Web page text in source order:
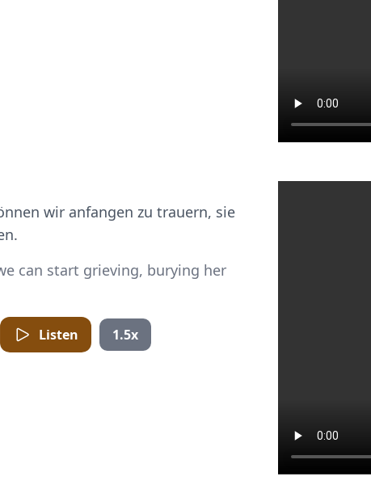
wir anfangen zu trauern, sie
can start grieving, burying her
Listen 1.5x